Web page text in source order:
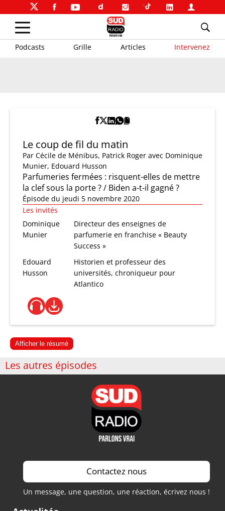
Podcasts Grille Articles Intervenez
Le coup de fil du matin
Par Cécile de Ménibus, Patrick Roger avec Dominique
Munier, Edouard Husson
Parfumeries fermées : risquent-elles de mettre
la clef sous la porte ? / Biden a-t-il gagné ?
Épisode du jeudi 5 novembre 2020
Les invités
Dominique
Munier
Directeur des enseignes de
parfumerie en franchise « Beauty
Success »
Edouard
Husson
Historien et professeur des
universités, chroniqueur pour
Atlantico
Afficher le résumé
Les autres épisodes
Contactez nous
Un message, une question, une réaction, écrivez nous !